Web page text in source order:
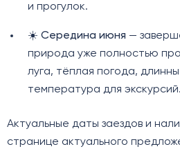
и прогулок.
☀️ Середина июня —
природа уже полностью
луга, тёплая погода,
температура для экскурсий.
Актуальные даты заездов и
странице актуального